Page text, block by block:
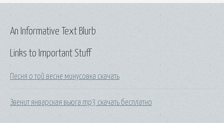
Links to Important Stuff
Песня о той весне минусовка скачать
Звенит январская вьюга mp3 скачать бесплатно
An Informative Text Blurb